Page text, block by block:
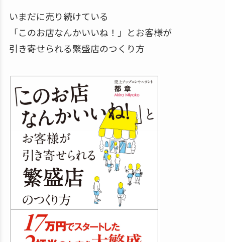
いまだに売り続けている
「このお店なんかいいね！」とお客様が
引き寄せられる繁盛店のつくり方